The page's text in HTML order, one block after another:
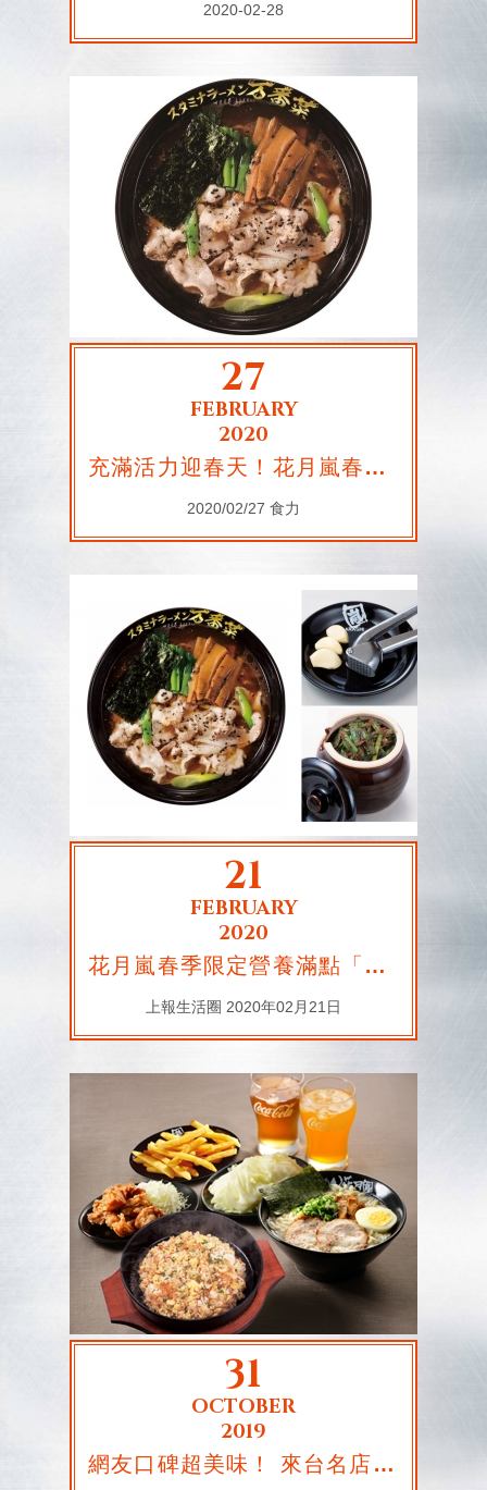
2020-02-28
27
FEBRUARY
2020
充滿活力迎春天！花月嵐春季限定「万番菜拉麵」，使用青蔥、韭菜、黑芝麻營養食材！
2020/02/27 食力
21
FEBRUARY
2020
花月嵐春季限定營養滿點「万番菜拉麵」！搭配大蒜、韭菜幫你提升免疫力
上報生活圈 2020年02月21日
31
OCTOBER
2019
網友口碑超美味！ 來台名店、日式拉麵冠軍是它們